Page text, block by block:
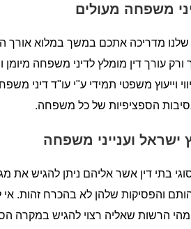
משפחה מעולים
שלנו מדריכה אתכם במשך במלוא אורך
עורך דין מומלץ לדיני משפחה
וייעוץ משפטי תמידי ע"י עו"ד דיני
הספציפיות של כל משפחה.
ישראל וענייני משפחה
בתי דין אשר אליהם ניתן להגיש את
והפסיקות שלהן לא בהכרח זהות.
הרשות שאליה רצוי להגיש במקרה